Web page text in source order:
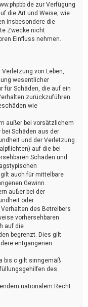
zur Verfügung
die Art und Weise, wie
insbesondere die
Zwecke nicht
Einfluss nehmen.
von Leben,
wesentlicher
für Schäden, die auf ein
zurückzuführen
wie
außer bei vorsätzlichem
Schäden aus der
und der Verletzung
auf die bei
Schäden und
auch für mittelbare
Gewinn.
außer bei der
oder
des Betreibers
vorhersehbaren
auf die
begrenzt. Dies gilt
entgangenen
bis c gilt sinngemäß
des
nationalem Recht